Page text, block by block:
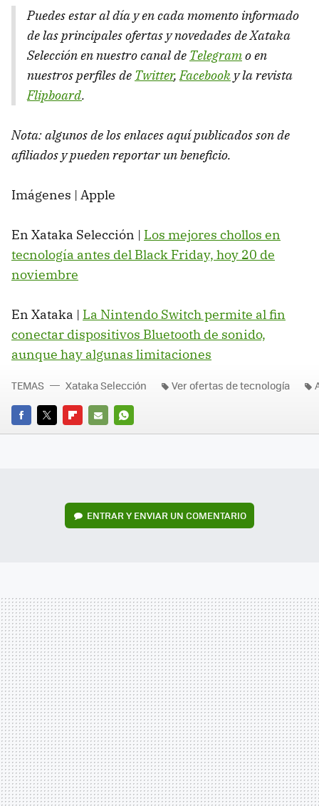
Puedes estar al día y en cada momento informado
de las principales ofertas y novedades de Xataka
Selección en nuestro canal de Telegramo en
nuestros perfiles de Twitter,Facebook y la revista
Flipboard.
Nota: algunos de los enlaces aquí publicados son de
afiliados y pueden reportar un beneficio.
Imágenes | Apple
En Xataka Selección | Los mejores chollos en
tecnología antes del Black Friday, hoy 20 de
noviembre
En Xataka | La Nintendo Switch permite al fin
conectar dispositivos Bluetooth de sonido,
aunque hay algunas limitaciones
FACEBOOK
TWITTERFLIPBOARD
E-
WHATSAPP
TEMAS Xataka Selección Ver ofertas de tecnología
ENTRAR Y ENVIAR UN COMENTARIO